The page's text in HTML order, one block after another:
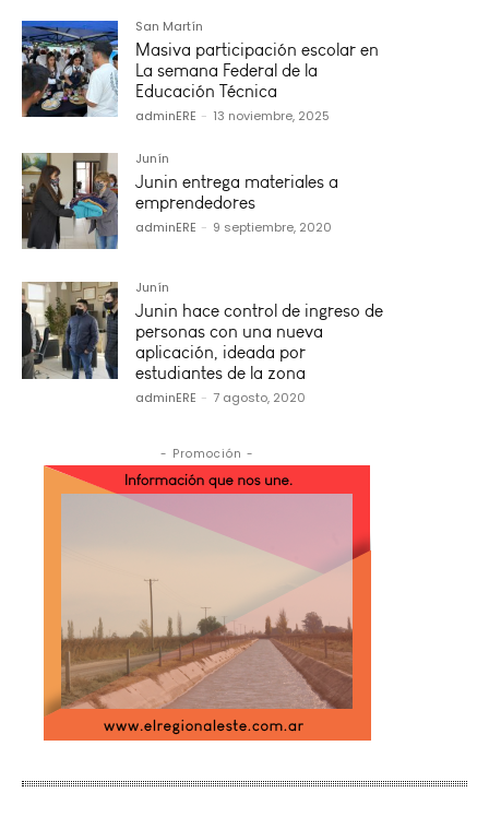
San Martín
Masiva participación escolar en
La semana Federal de la
Educación Técnica
adminERE - 13 noviembre, 2025
Junín
Junin entrega materiales a
emprendedores
adminERE - 9 septiembre, 2020
Junín
Junin hace control de ingreso de
personas con una nueva
aplicación, ideada por
estudiantes de la zona
adminERE - 7 agosto, 2020
- Promoción -